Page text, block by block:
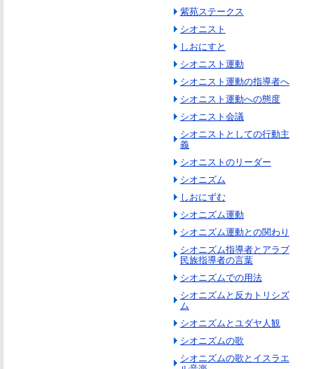
紫苑ステークス
シオニスト
しおにすと
シオニスト運動
シオニスト運動の指導者へ
シオニスト運動への態度
シオニスト会議
シオニストとしての行動主
義
シオニストのリーダー
シオニズム
しおにずむ
シオニズム運動
シオニズム運動との関わり
シオニズム指導者とアラブ
民族指導者の言葉
シオニズムでの用法
シオニズムと反カトリシズ
ム
シオニズムとユダヤ人観
シオニズムの歌
シオニズムの歌とイスラエ